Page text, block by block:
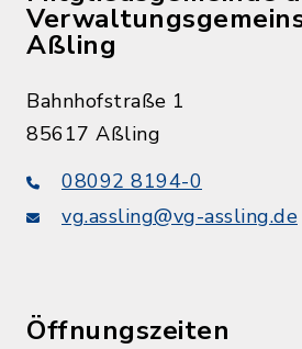
Aßling
Bahnhofstraße 1
85617 Aßling
08092 8194-0
vg.assling@vg-assling.de
Öffnungszeiten